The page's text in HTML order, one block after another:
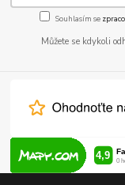
Souhlasím se
Můžete se kdykoli